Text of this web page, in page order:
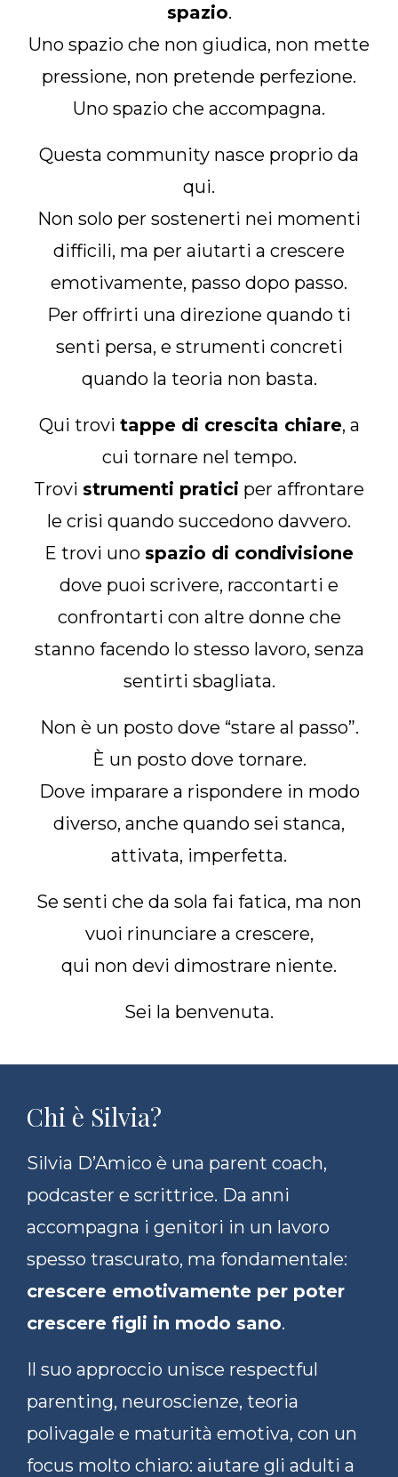
spazio.
Uno spazio che non giudica, non mette
pressione, non pretende perfezione.
Uno spazio che accompagna.
Questa community nasce proprio da
qui.
Non solo per sostenerti nei momenti
difficili, ma per aiutarti a crescere
emotivamente, passo dopo passo.
Per offrirti una direzione quando ti
senti persa, e strumenti concreti
quando la teoria non basta.
Qui trovi tappe di crescita chiare, a
cui tornare nel tempo.
Trovi strumenti pratici per affrontare
le crisi quando succedono davvero.
E trovi uno spazio di condivisione
dove puoi scrivere, raccontarti e
confrontarti con altre donne che
stanno facendo lo stesso lavoro, senza
sentirti sbagliata.
Non è un posto dove “stare al passo”.
È un posto dove tornare.
Dove imparare a rispondere in modo
diverso, anche quando sei stanca,
attivata, imperfetta.
Se senti che da sola fai fatica, ma non
vuoi rinunciare a crescere,
qui non devi dimostrare niente.
Sei la benvenuta.
Chi è Silvia?
Silvia D’Amico è una parent coach,
podcaster e scrittrice. Da anni
accompagna i genitori in un lavoro
spesso trascurato, ma fondamentale:
crescere emotivamente per poter
crescere figli in modo sano.
Il suo approccio unisce respectful
parenting, neuroscienze, teoria
polivagale e maturità emotiva, con un
focus molto chiaro: aiutare gli adulti a